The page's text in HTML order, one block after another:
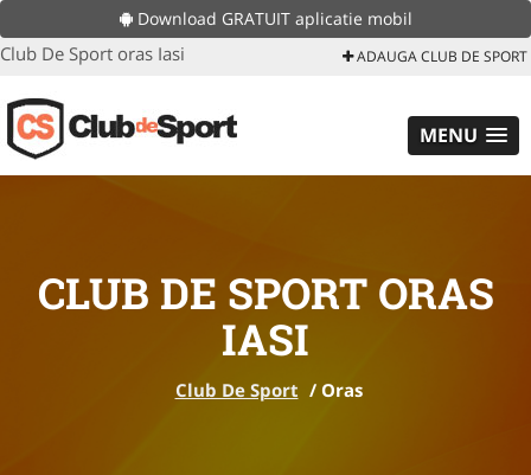
Download GRATUIT aplicatie mobil
Club De Sport oras Iasi ADAUGA CLUB DE SPORT
MENU
CLUB DE SPORT ORAS
IASI
Club De Sport / Oras